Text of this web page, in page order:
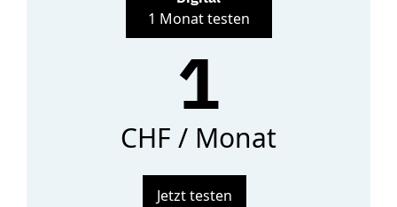
1 Monat testen
1
CHF / Monat
Jetzt testen